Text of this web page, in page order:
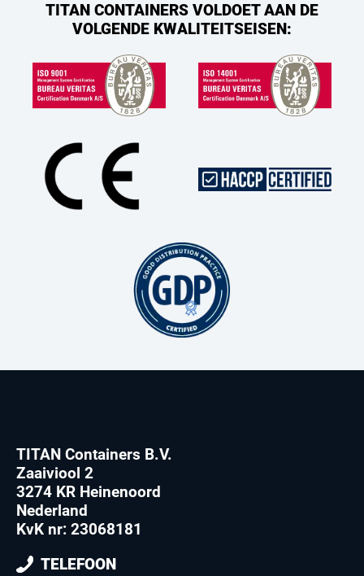
TITAN CONTAINERS VOLDOET AAN DE
VOLGENDE KWALITEITSEISEN:
TITAN Containers B.V.
Zaaiviool 2
3274 KR Heinenoord
Nederland
KvK nr: 23068181
TELEFOON